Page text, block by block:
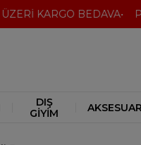
KARGO BEDAVA
DIŞ
GİYİM
AKSESUAR